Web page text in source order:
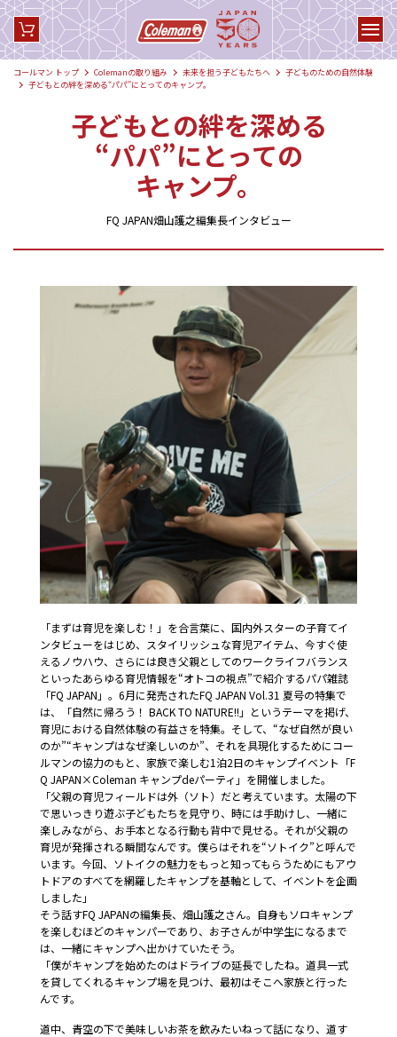
コールマン トップ Colemanの取り組み 未来を担う子どもたちへ
子どものための自然体験
子どもとの絆を深める“パパ”にとってのキャンプ。
子どもとの絆を深める
“パパ”にとっての
キャンプ。
FQ JAPAN畑山護之編集長インタビュー
「まずは育児を楽しむ！」を合言葉に、国内外スターの子育てイ
ンタビューをはじめ、スタイリッシュな育児アイテム、今すぐ使
えるノウハウ、さらには良き父親としてのワークライフバランス
といったあらゆる育児情報を“オトコの視点”で紹介するパパ雑誌
「FQ JAPAN」。6月に発売されたFQ JAPAN Vol.31 夏号の特集で
は、「自然に帰ろう！ BACK TO NATURE!!」というテーマを掲げ、
育児における自然体験の有益さを特集。そして、“なぜ自然が良い
のか”“キャンプはなぜ楽しいのか”、それを具現化するためにコー
ルマンの協力のもと、家族で楽しむ1泊2日のキャンプイベント「F
Q JAPAN×Coleman キャンプdeパーティ」を開催しました。
「父親の育児フィールドは外（ソト）だと考えています。太陽の下
で思いっきり遊ぶ子どもたちを見守り、時には手助けし、一緒に
楽しみながら、お手本となる行動も背中で見せる。それが父親の
育児が発揮される瞬間なんです。僕らはそれを“ソトイク”と呼んで
います。今回、ソトイクの魅力をもっと知ってもらうためにもアウ
トドアのすべてを網羅したキャンプを基軸として、イベントを企画
しました」
そう話すFQ JAPANの編集長、畑山護之さん。自身もソロキャンプ
を楽しむほどのキャンパーであり、お子さんが中学生になるまで
は、一緒にキャンプへ出かけていたそう。
「僕がキャンプを始めたのはドライブの延長でしたね。道具一式
を貸してくれるキャンプ場を見つけ、最初はそこへ家族と行った
んです。
道中、青空の下で美味しいお茶を飲みたいねって話になり、道す